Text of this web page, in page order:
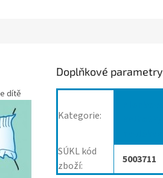
dítě
Doplňkové parametry
Kategorie:
SÚKL kód
zboží: 5003711